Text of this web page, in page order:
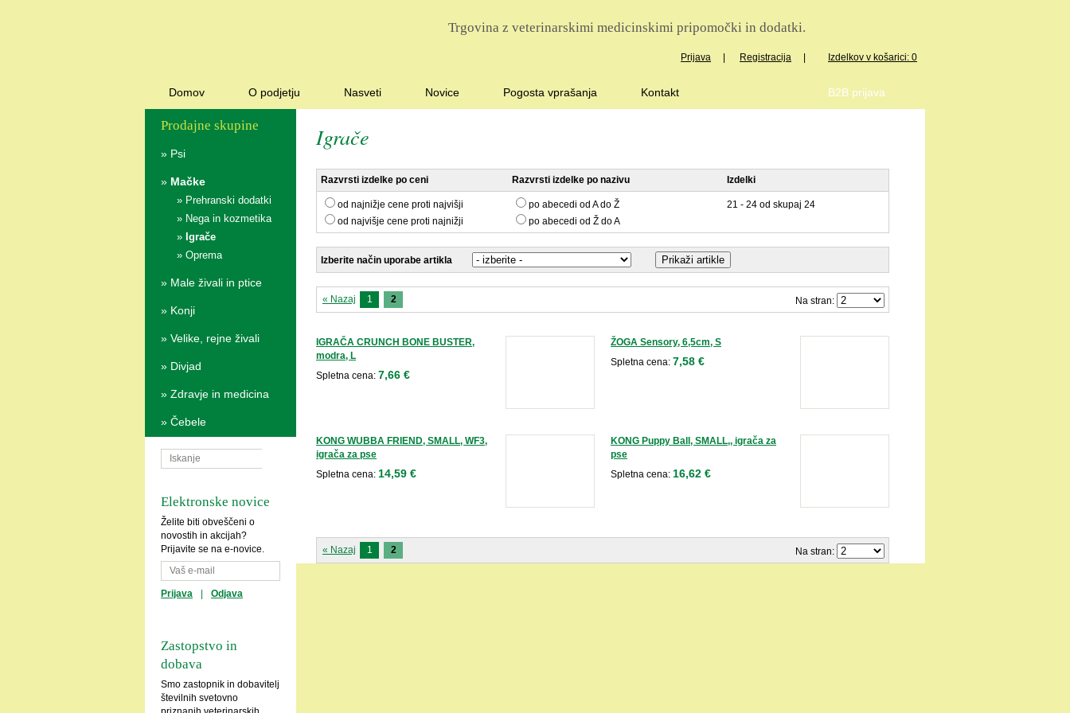
Trgovina z veterinarskimi medicinskimi pripomočki in dodatki.
Prijava Registracija Izdelkov v košarici: 0
Domov O podjetju Nasveti Novice Pogosta vprašanja Kontakt B2B prijava
Prodajne skupine
» Psi
» Mačke
» Prehranski dodatki
» Nega in kozmetika
» Igrače
» Oprema
» Male živali in ptice
» Konji
» Velike, rejne živali
» Divjad
» Zdravje in medicina
» Čebele
Elektronske novice
Želite biti obveščeni o
novostih in akcijah?
Prijavite se na e-novice.
Prijava Odjava
Zastopstvo in
dobava
Smo zastopnik in dobavitelj
številnih svetovno
Igrače
Razvrsti izdelke po ceni Razvrsti izdelke po nazivu Izdelki
od najnižje cene proti najvišji
od najvišje cene proti najnižji
po abecedi od A do Ž
po abecedi od Ž do A
21 - 24 od skupaj 24
Izberite način uporabe artikla
« Nazaj 1 2 Na stran:
IGRAČA CRUNCH BONE BUSTER,
modra, L
Spletna cena: 7,66 €
ŽOGA Sensory, 6,5cm, S
Spletna cena: 7,58 €
KONG WUBBA FRIEND, SMALL, WF3,
igrača za pse
Spletna cena: 14,59 €
KONG Puppy Ball, SMALL,, igrača za
pse
Spletna cena: 16,62 €
« Nazaj 1 2 Na stran: